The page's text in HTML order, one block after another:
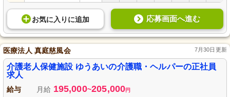
お気に入り に追加 応募画面へ進む
医療法人 真庭慈風会 7月30日更新
介護老人保健施設 ゆうあいの介護職・ヘルパーの正社員
求人
給与 月給 195,000~205,000円